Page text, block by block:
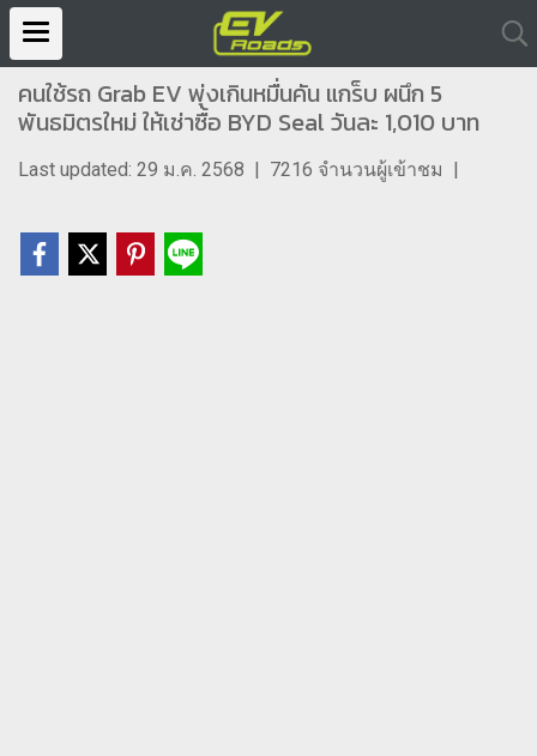
คนใช้รถ Grab EV พุ่งเกินหมื่นคัน แกร็บ ผนึก 5
พันธมิตรใหม่ ให้เช่าซื้อ BYD Seal วันละ 1,010 บาท
Last updated: 29 ม.ค. 2568 | 7216 จำนวนผู้เข้าชม |